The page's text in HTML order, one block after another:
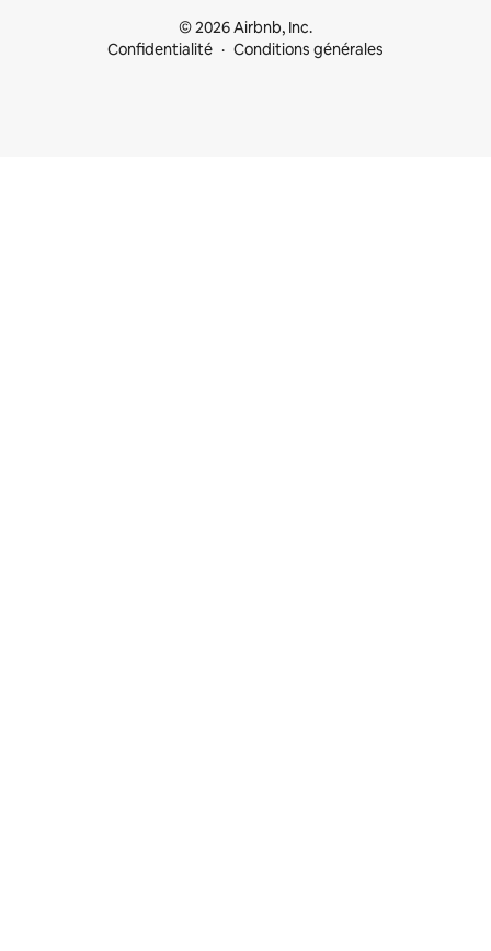
© 2026 Airbnb, Inc.
Confidentialité
Conditions générales